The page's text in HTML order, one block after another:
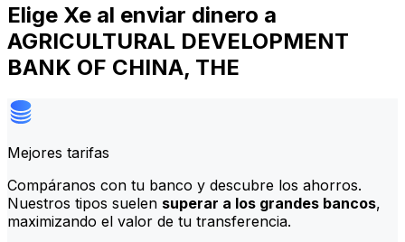
Elige Xe al enviar dinero a
AGRICULTURAL DEVELOPMENT
BANK OF CHINA, THE
Mejores tarifas
Compáranos con tu banco y descubre los ahorros.
Nuestros tipos suelen superar a los grandes bancos,
maximizando el valor de tu transferencia.